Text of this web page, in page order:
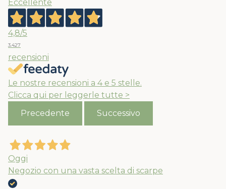
Eccellente
4,8/5
3.427
recensioni
Le nostre recensioni a 4 e 5 stelle.
Clicca qui per leggerle tutte >
Precedente
Successivo
Oggi
Negozio con una vasta scelta di scarpe